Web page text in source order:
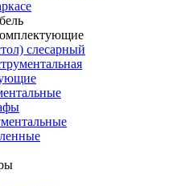
слесарный